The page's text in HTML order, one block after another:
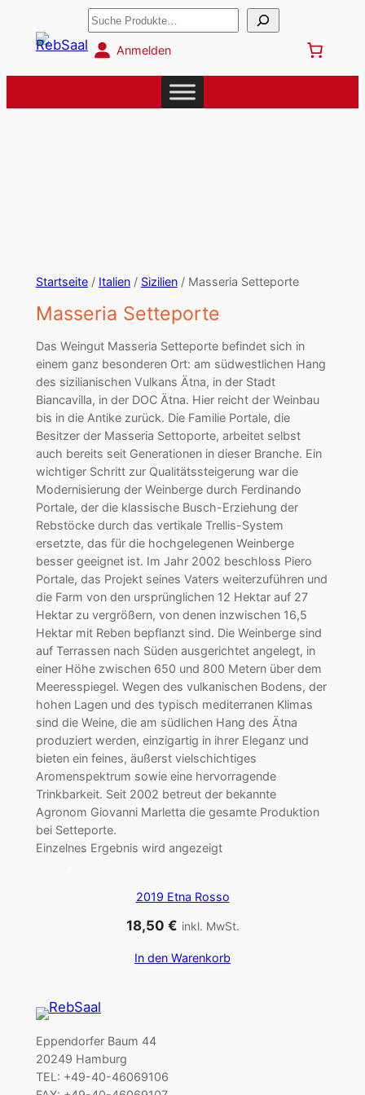
Suchen
Anmelden
Startseite/ Italien/ Sizilien/ Masseria Setteporte
Masseria Setteporte
Das Weingut Masseria Setteporte befindet sich in
einem ganz besonderen Ort: am südwestlichen Hang
des sizilianischen Vulkans Ätna, in der Stadt
Biancavilla, in der DOC Ätna. Hier reicht der Weinbau
bis in die Antike zurück. Die Familie Portale, die
Besitzer der Masseria Settoporte, arbeitet selbst
auch bereits seit Generationen in dieser Branche. Ein
wichtiger Schritt zur Qualitätssteigerung war die
Modernisierung der Weinberge durch Ferdinando
Portale, der die klassische Busch-Erziehung der
Rebstöcke durch das vertikale Trellis-System
ersetzte, das für die hochgelegenen Weinberge
besser geeignet ist. Im Jahr 2002 beschloss Piero
Portale, das Projekt seines Vaters weiterzuführen und
die Farm von den ursprünglichen 12 Hektar auf 27
Hektar zu vergrößern, von denen inzwischen 16,5
Hektar mit Reben bepflanzt sind. Die Weinberge sind
auf Terrassen nach Süden ausgerichtet angelegt, in
einer Höhe zwischen 650 und 800 Metern über dem
Meeresspiegel. Wegen des vulkanischen Bodens, der
hohen Lagen und des typisch mediterranen Klimas
sind die Weine, die am südlichen Hang des Ätna
produziert werden, einzigartig in ihrer Eleganz und
bieten ein feines, äußerst vielschichtiges
Aromenspektrum sowie eine hervorragende
Trinkbarkeit. Seit 2002 betreut der bekannte
Agronom Giovanni Marletta die gesamte Produktion
bei Setteporte.
Einzelnes Ergebnis wird angezeigt
2019 Etna Rosso
18,50 € inkl. MwSt.
In den Warenkorb
Eppendorfer Baum 44
20249 Hamburg
TEL: +49-40-46069106